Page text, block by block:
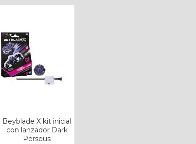
Beyblade X kit inicial
con lanzador Dark
Perseus
Añadir